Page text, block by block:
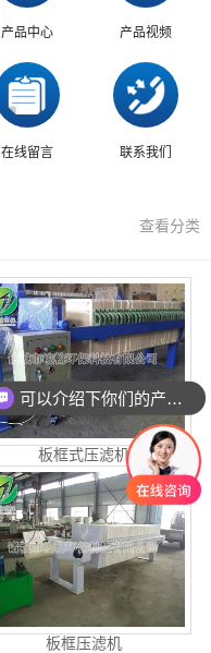
产品中心 产品视频
在线留言 联系我们
查看分类
板框式压滤机
板框压滤机